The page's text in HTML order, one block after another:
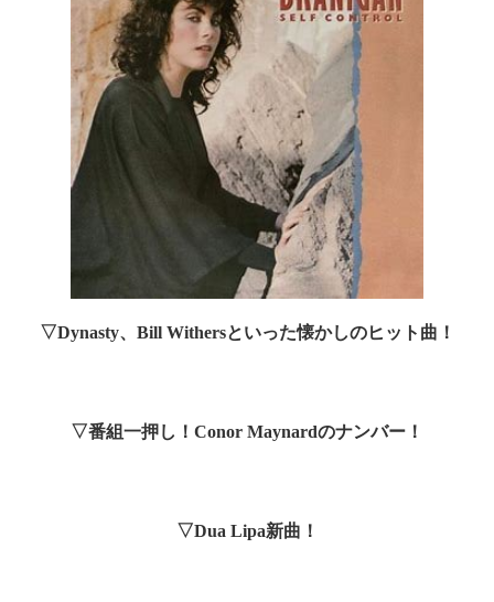
▽Dynasty、 Bill Withersといった懐かしのヒット曲！
▽番組一押し！ Conor Maynardのナンバー！
▽Dua Lipa新曲！